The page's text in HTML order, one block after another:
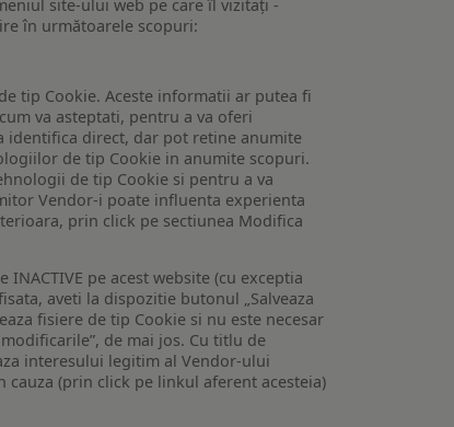
site-ului web pe care îl vizitați -
în următoarele scopuri:
tip Cookie. Aceste informatii ar putea fi
va asteptati, pentru a va oferi
identifica direct, dar pot retine anumite
de tip Cookie in anumite scopuri.
de tip Cookie si pentru a va
Vendor-i poate influenta experienta
prin click pe sectiunea Modifica
pe acest website (cu exceptia
aveti la dispozitie butonul „Salveaza
fisiere de tip Cookie si nu este necesar
de mai jos. Cu titlu de
interesului legitim al Vendor-ului
(prin click pe linkul aferent acesteia)